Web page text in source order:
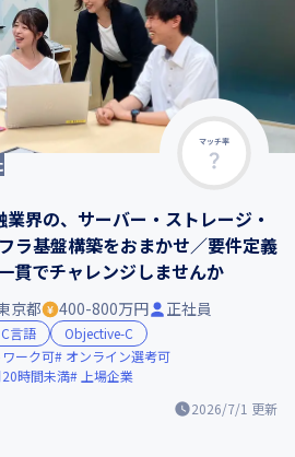
マッチ率
界の、サーバー・ストレージ・
ラ基盤構築をおまかせ／要件定義
貫でチャレンジしませんか
2026/7/1 更新
京都 400-800万円 正社員
C言語
Objective-C
ーク可
オンライン選考可
時間未満 上場企業